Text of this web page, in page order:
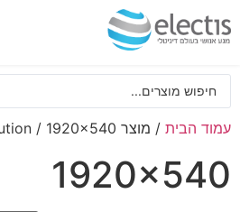
עמוד הבית / מוצר Stand Alone Resolution / 1920x540
1920x540